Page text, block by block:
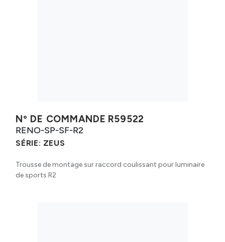
Nº DE COMMANDE R59522
RENO-SP-SF-R2
SÉRIE: ZEUS
Trousse de montage sur raccord coulissant pour luminaire
de sports R2